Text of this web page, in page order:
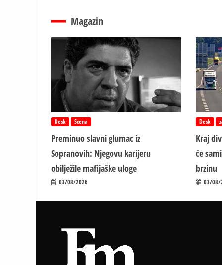
Magazin
Desk Scena
Preminuo slavni glumac iz
Sopranovih: Njegovu karijeru
obilježile mafijaške uloge
03/08/2026
Desk
Kraj
će
brzinu
03/08/